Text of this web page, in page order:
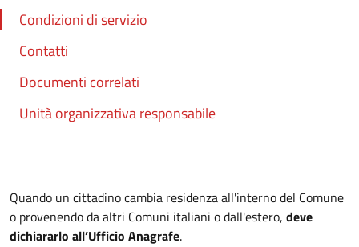
Condizioni di servizio
Contatti
Documenti correlati
Unità organizzativa responsabile
Quando un cittadino cambia residenza all'interno del Comune
o provenendo da altri Comuni italiani o dall'estero, deve
dichiararlo all’Ufficio Anagrafe.